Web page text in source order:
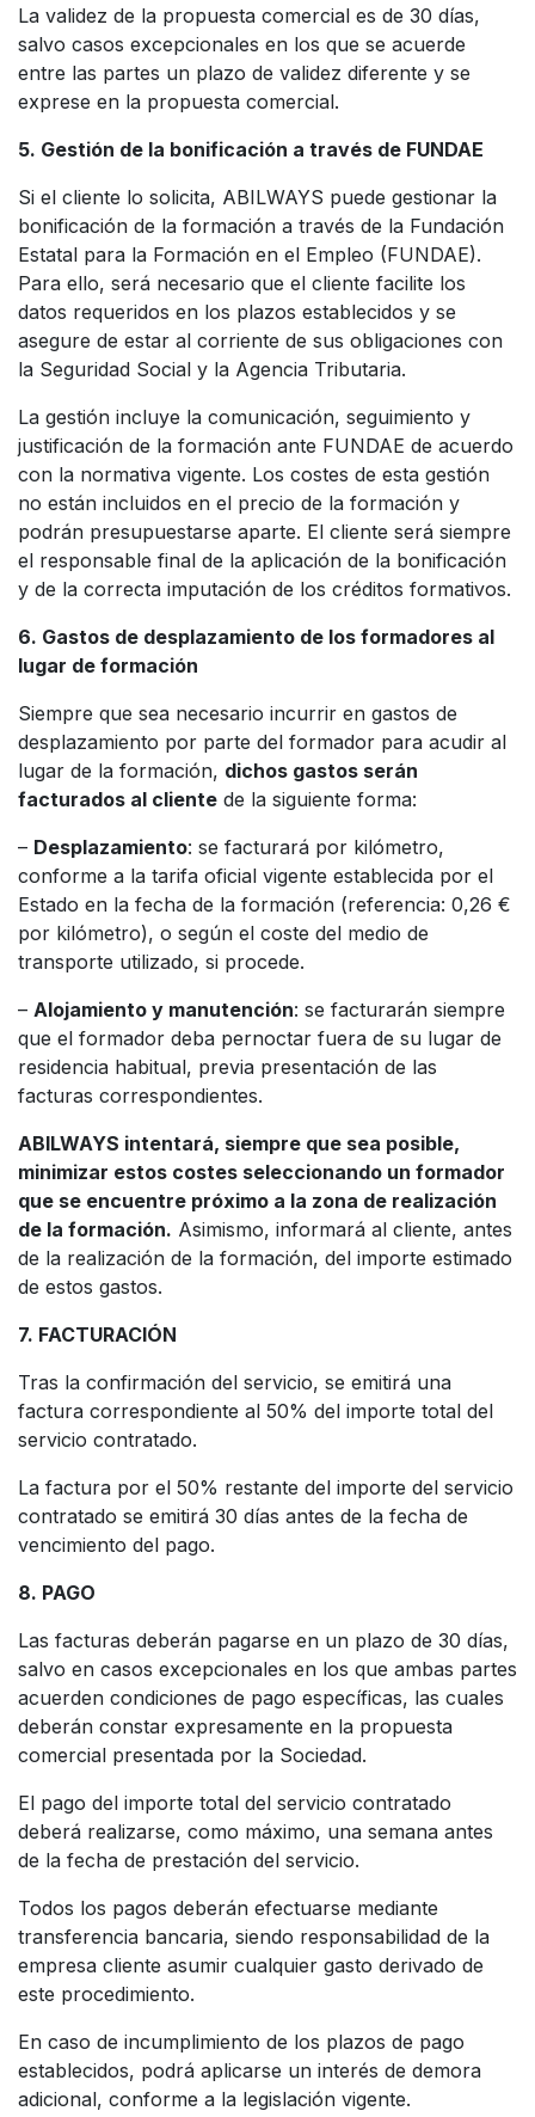
La validez de la propuesta comercial es de 30 días,
salvo casos excepcionales en los que se acuerde
entre las partes un plazo de validez diferente y se
exprese en la propuesta comercial.
5. Gestión de la bonificación a través de FUNDAE
Si el cliente lo solicita, ABILWAYS puede gestionar la
bonificación de la formación a través de la Fundación
Estatal para la Formación en el Empleo (FUNDAE).
Para ello, será necesario que el cliente facilite los
datos requeridos en los plazos establecidos y se
asegure de estar al corriente de sus obligaciones con
la Seguridad Social y la Agencia Tributaria.
La gestión incluye la comunicación, seguimiento y
justificación de la formación ante FUNDAE de acuerdo
con la normativa vigente. Los costes de esta gestión
no están incluidos en el precio de la formación y
podrán presupuestarse aparte. El cliente será siempre
el responsable final de la aplicación de la bonificación
y de la correcta imputación de los créditos formativos.
6. Gastos de desplazamiento de los formadores al
lugar de formación
Siempre que sea necesario incurrir en gastos de
desplazamiento por parte del formador para acudir al
lugar de la formación, dichos gastos serán
facturados al cliente de la siguiente forma:
– Desplazamiento: se facturará por kilómetro,
conforme a la tarifa oficial vigente establecida por el
Estado en la fecha de la formación (referencia: 0,26 €
por kilómetro), o según el coste del medio de
transporte utilizado, si procede.
– Alojamiento y manutención: se facturarán siempre
que el formador deba pernoctar fuera de su lugar de
residencia habitual, previa presentación de las
facturas correspondientes.
ABILWAYS intentará, siempre que sea posible,
minimizar estos costes seleccionando un formador
que se encuentre próximo a la zona de realización
de la formación. Asimismo, informará al cliente, antes
de la realización de la formación, del importe estimado
de estos gastos.
7. FACTURACIÓN
Tras la confirmación del servicio, se emitirá una
factura correspondiente al 50% del importe total del
servicio contratado.
La factura por el 50% restante del importe del servicio
contratado se emitirá 30 días antes de la fecha de
vencimiento del pago.
8. PAGO
Las facturas deberán pagarse en un plazo de 30 días,
salvo en casos excepcionales en los que ambas partes
acuerden condiciones de pago específicas, las cuales
deberán constar expresamente en la propuesta
comercial presentada por la Sociedad.
El pago del importe total del servicio contratado
deberá realizarse, como máximo, una semana antes
de la fecha de prestación del servicio.
Todos los pagos deberán efectuarse mediante
transferencia bancaria, siendo responsabilidad de la
empresa cliente asumir cualquier gasto derivado de
este procedimiento.
En caso de incumplimiento de los plazos de pago
establecidos, podrá aplicarse un interés de demora
adicional, conforme a la legislación vigente.